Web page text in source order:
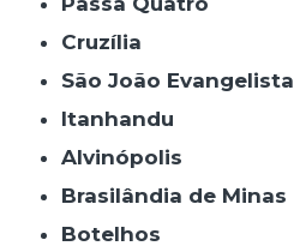
Cruzília
São João Evangelista
Itanhandu
Alvinópolis
Brasilândia de Minas
Botelhos